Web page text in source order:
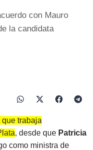
con Mauro
la candidata
trabaja
, desde que Patricia
como ministra de